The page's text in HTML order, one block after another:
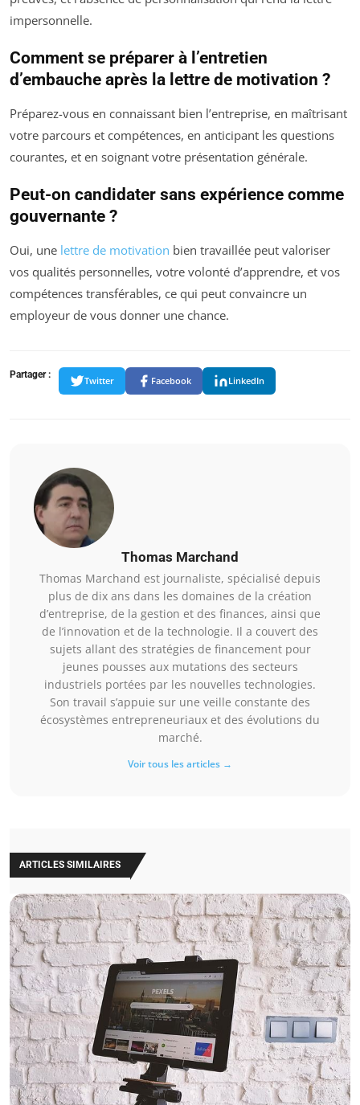
impersonnelle.
Comment se préparer à l’entretien
d’embauche après la lettre de motivation ?
Préparez-vous en connaissant bien l’entreprise, en maîtrisant
votre parcours et compétences, en anticipant les questions
courantes, et en soignant votre présentation générale.
Peut-on candidater sans expérience comme
gouvernante ?
Oui, une lettre de motivation bien travaillée peut valoriser
vos qualités personnelles, votre volonté d’apprendre, et vos
compétences transférables, ce qui peut convaincre un
employeur de vous donner une chance.
Partager :
Twitter Facebook LinkedIn
Thomas Marchand
Thomas Marchand est journaliste, spécialisé depuis
plus de dix ans dans les domaines de la création
d’entreprise, de la gestion et des finances, ainsi que
de l’innovation et de la technologie. Il a couvert des
sujets allant des stratégies de financement pour
jeunes pousses aux mutations des secteurs
industriels portées par les nouvelles technologies.
Son travail s’appuie sur une veille constante des
écosystèmes entrepreneuriaux et des évolutions du
marché.
Voir tous les articles →
ARTICLES SIMILAIRES